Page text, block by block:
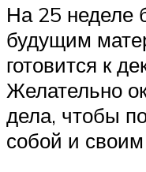
На 25 неделе
будущим
готовится к
Желательно
дела, чтобы
собой и